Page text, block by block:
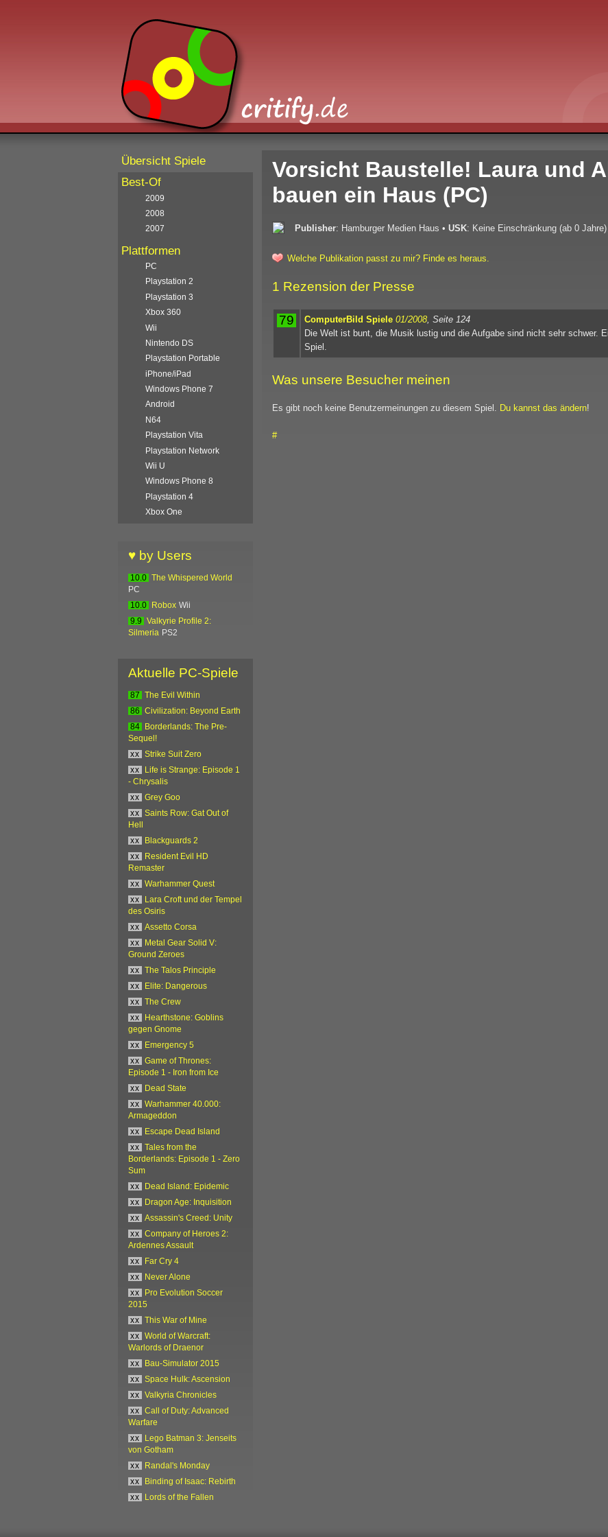
Vorsicht Baustelle! Laura und
bauen ein Haus (PC)
Publisher: Hamburger Medien Haus • USK: Keine Einschränkung (ab 0 Jahre)
Welche Publikation passt zu mir? Finde es heraus.
1 Rezension der Presse
79 ComputerBild Spiele 01/2008 , Seite 124
Die Welt ist bunt, die Musik lustig und die Aufgabe sind nicht sehr schwer.
Spiel.
Was unsere Besucher meinen
Es gibt noch keine Benutzermeinungen zu diesem Spiel. Du kannst das ändern!
#
Übersicht Spiele
Best-Of
2009
2008
2007
Plattformen
PC
Playstation 2
Playstation 3
Xbox 360
Wii
Nintendo DS
Playstation Portable
iPhone/iPad
Windows Phone 7
Android
N64
Playstation Vita
Playstation Network
Wii U
Windows Phone 8
Playstation 4
Xbox One
♥ by Users
10.0 The Whispered World
PC
10.0
Robox Wii
9.9
Valkyrie Profile 2:
Silmeria PS2
Aktuelle PC-Spiele
87
The Evil Within
86
Civilization: Beyond Earth
84
Borderlands: The Pre-
Sequel!
xx
Strike Suit Zero
xx
Life is Strange: Episode 1
- Chrysalis
xx
Grey Goo
xx
Saints Row: Gat Out of
Hell
xx
Blackguards 2
xx
Resident Evil HD
Remaster
xx
Warhammer Quest
xx
Lara Croft und der Tempel
des Osiris
xx
Assetto Corsa
xx
Metal Gear Solid V:
Ground Zeroes
xx
The Talos Principle
xx
Elite: Dangerous
xx
The Crew
xx
Hearthstone: Goblins
gegen Gnome
xx
Emergency 5
xx
Game of Thrones:
Episode 1 - Iron from Ice
xx
Dead State
xx
Warhammer 40.000:
Armageddon
xx
Escape Dead Island
xx
Tales from the
Borderlands: Episode 1 - Zero
Sum
xx
Dead Island: Epidemic
xx
Dragon Age: Inquisition
xx
Assassin's Creed: Unity
xx
Company of Heroes 2:
Ardennes Assault
xx
Far Cry 4
xx
Never Alone
xx
Pro Evolution Soccer
2015
xx
This War of Mine
xx
World of Warcraft:
Warlords of Draenor
xx
Bau-Simulator 2015
xx
Space Hulk: Ascension
xx
Valkyria Chronicles
xx
Call of Duty: Advanced
Warfare
xx
Lego Batman 3: Jenseits
von Gotham
xx
Randal's Monday
xx
Binding of Isaac: Rebirth
xx
Lords of the Fallen